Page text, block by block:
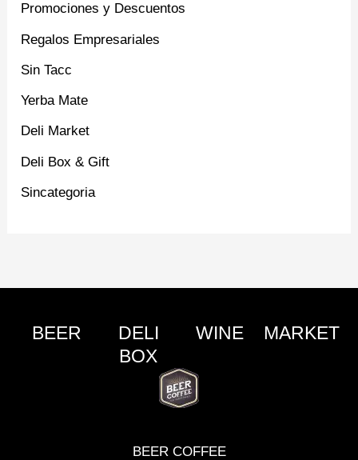
Promociones y Descuentos
Regalos Empresariales
Sin Tacc
Yerba Mate
Deli Market
Deli Box & Gift
Sincategoria
BEER
DELI
BOX
WINE MARKET
BEER COFFEE